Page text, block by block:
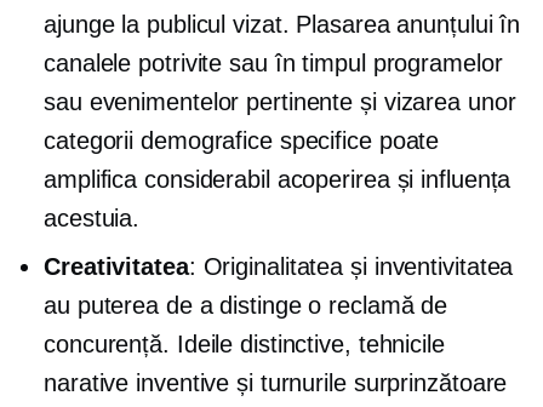
ajunge la publicul vizat. Plasarea anunțului în
canalele potrivite sau în timpul programelor
sau evenimentelor pertinente și vizarea unor
categorii demografice specifice poate
amplifica considerabil acoperirea și influența
acestuia.
Creativitatea: Originalitatea și inventivitatea
au puterea de a distinge o reclamă de
concurență. Ideile distinctive, tehnicile
narative inventive și turnurile surprinzătoare